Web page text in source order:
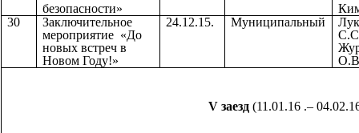
безопасности»
30
Заключительное
мероприятие «До
новых встреч в
Новом Году!»
24.12.15. Муниципальный
V заезд (11.01.16 .–